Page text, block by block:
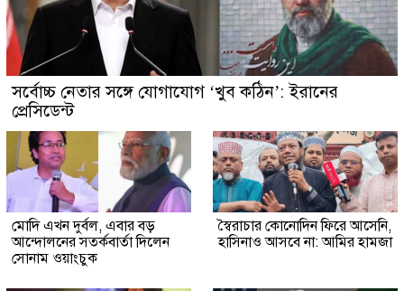
সর্বোচ্চ নেতার সঙ্গে যোগাযোগ ‘খুব কঠিন’: ইরানের
প্রেসিডেন্ট
মোদি এখন দুর্বল, এবার বড়
আন্দোলনের সতর্কবার্তা দিলেন
সোনাম ওয়াংচুক
স্বৈরাচার কোনোদিন ফিরে আসেনি,
হাসিনাও আসবে না: আমির হামজা